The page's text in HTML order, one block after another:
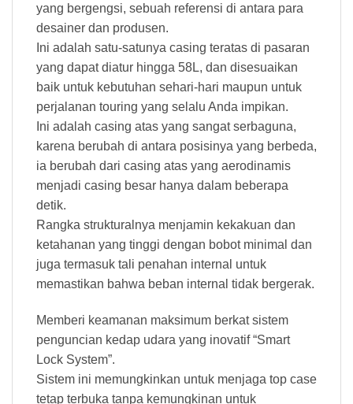
yang bergengsi, sebuah referensi di antara para
desainer dan produsen.
Ini adalah satu-satunya casing teratas di pasaran
yang dapat diatur hingga 58L, dan disesuaikan
baik untuk kebutuhan sehari-hari maupun untuk
perjalanan touring yang selalu Anda impikan.
Ini adalah casing atas yang sangat serbaguna,
karena berubah di antara posisinya yang berbeda,
ia berubah dari casing atas yang aerodinamis
menjadi casing besar hanya dalam beberapa
detik.
Rangka strukturalnya menjamin kekakuan dan
ketahanan yang tinggi dengan bobot minimal dan
juga termasuk tali penahan internal untuk
memastikan bahwa beban internal tidak bergerak.
Memberi keamanan maksimum berkat sistem
penguncian kedap udara yang inovatif “Smart
Lock System”.
Sistem ini memungkinkan untuk menjaga top case
tetap terbuka tanpa kemungkinan untuk